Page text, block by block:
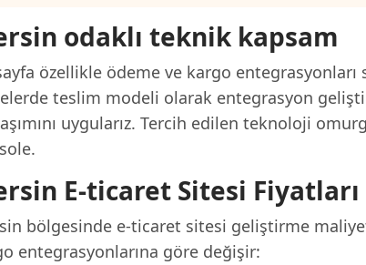
odaklı teknik kapsam
özellikle ödeme ve kargo entegrasyonları
teslim modeli olarak entegrasyon
uygularız. Tercih edilen teknoloji
E-ticaret Sitesi Fiyatları
bölgesinde e-ticaret sitesi geliştirme
entegrasyonlarına göre değişir: